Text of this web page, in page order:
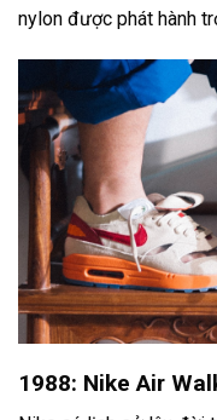
nylon được phát hành
1988: Nike Air